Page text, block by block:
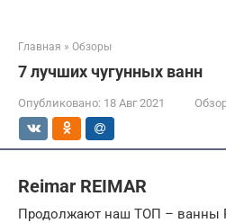
Главная » Обзоры
7 лучших чугунных ванн
Опубликовано: 18 Авг 2021
Reimar REIMAR
Продолжают наш ТОП – ванны